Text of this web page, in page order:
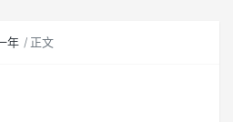
年 正文